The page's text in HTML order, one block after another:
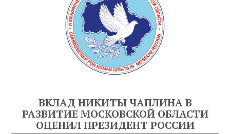
ВКЛАД НИКИТЫ ЧАПЛИНА В
РАЗВИТИЕ МОСКОВСКОЙ ОБЛАСТИ
ОЦЕНИЛ ПРЕЗИДЕНТ РОССИИ